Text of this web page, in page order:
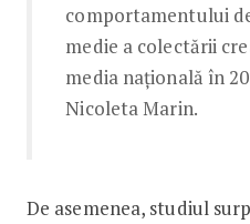
comportamentului
medie a colectării
media națională în
Nicoleta Marin.
De asemenea, studiul